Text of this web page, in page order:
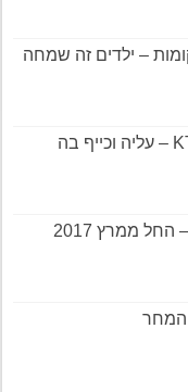
סוזוקי קרוסאובר טורבו – החל ממרץ 2017